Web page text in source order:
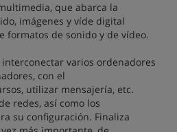
que abarca la
imágenes y víde digital
formatos de sonido y de vídeo.
varios ordenadores
con el
utilizar mensajería, etc.
redes, así como los
su configuración. Finaliza